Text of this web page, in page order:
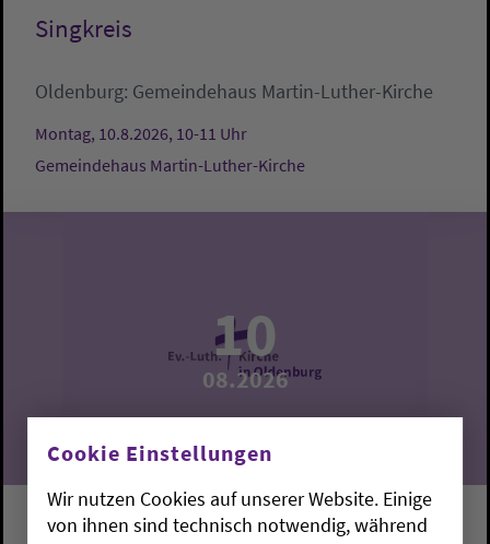
Singkreis
Oldenburg: Gemeindehaus Martin-Luther-Kirche
Montag, 10.8.2026, 10-11 Uhr
Gemeindehaus Martin-Luther-Kirche
10
08.2026
Krabbelgruppe
Cookie Einstellungen
Wir nutzen Cookies auf unserer Website. Einige
von ihnen sind technisch notwendig, während